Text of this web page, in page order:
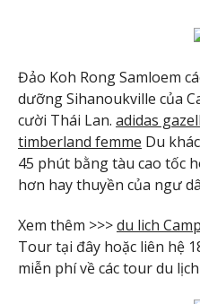
Đảo Koh Rong Samloem
dưỡng Sihanoukville của
cười Thái Lan. adidas
timberland femme Du
45 phút bằng tàu cao tốc
hơn hay thuyền của ngư
Xem thêm >>>du lich
Tour tại đây hoặc liên hệ
miễn phí về các tour du